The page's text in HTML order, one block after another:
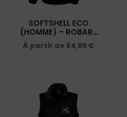
SOFTSHELL ECO
(HOMME) – ROBART
PHILIPPE - NOIR -
RS231
À partir de 54,99 €